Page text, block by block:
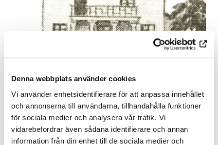
Denna webbplats använder cookies
Vi använder enhetsidentifierare för att anpassa innehållet
och annonserna till användarna, tillhandahålla funktioner
för sociala medier och analysera vår trafik. Vi
vidarebefordrar även sådana identifierare och annan
information från din enhet till de sociala medier och
30.06.2026
Casa Haartman kerää muistoja